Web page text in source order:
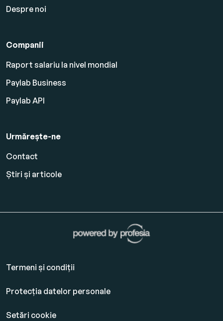
Despre noi
Companii
Raport salariu la nivel mondial
Paylab Business
Paylab API
Urmărește-ne
Contact
Știri și articole
Termeni și condiții
Protecția datelor personale
Setări cookie